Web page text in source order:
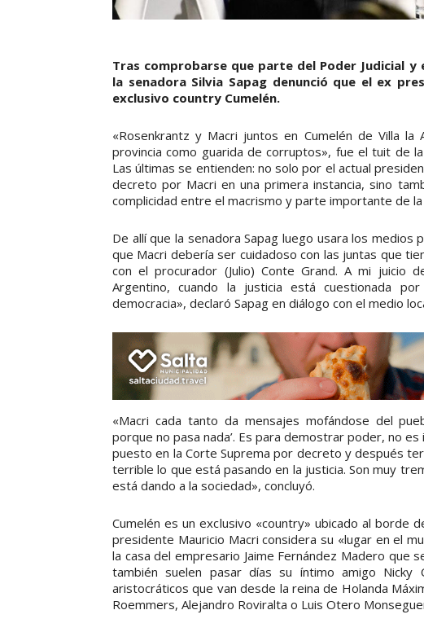
Tras comprobarse que parte del Poder Judicial
la senadora Silvia Sapag denunció que el ex
exclusivo country Cumelén.
«Rosenkrantz y Macri juntos en Cumelén de Villa
provincia como guarida de corruptos», fue el tuit de
Las últimas se entienden: no solo por el actual
decreto por Macri en una primera instancia, sino
complicidad entre el macrismo y parte importante de
De allí que la senadora Sapag luego usara los
que Macri debería ser cuidadoso con las juntas que
con el procurador (Julio) Conte Grand. A mi juicio
Argentino, cuando la justicia está cuestionada
democracia», declaró Sapag en diálogo con el medio
«Macri cada tanto da mensajes mofándose del
porque no pasa nada’. Es para demostrar poder, no
puesto en la Corte Suprema por decreto y después
terrible lo que está pasando en la justicia. Son muy
está dando a la sociedad», concluyó.
Cumelén es un exclusivo «country» ubicado al borde
presidente Mauricio Macri considera su «lugar en el
la casa del empresario Jaime Fernández Madero que
también suelen pasar días su íntimo amigo
aristocráticos que van desde la reina de Holanda
Roemmers, Alejandro Roviralta o Luis Otero